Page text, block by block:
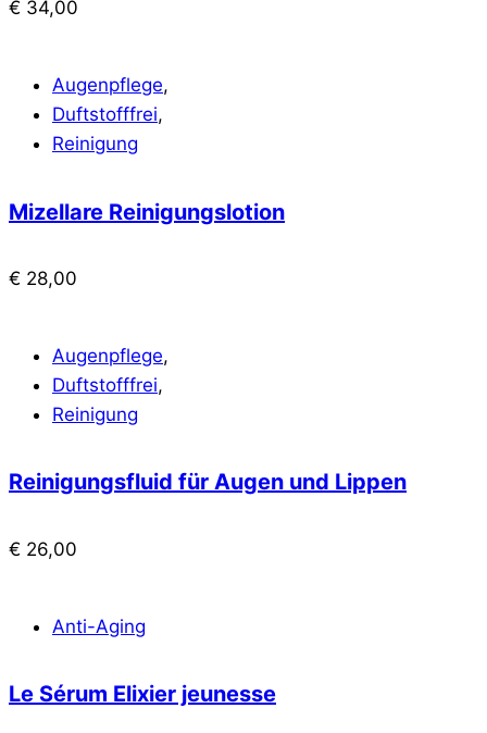
€ 34,00
Augenpflege,
Duftstofffrei,
Reinigung
Mizellare Reinigungslotion
€ 28,00
Augenpflege,
Duftstofffrei,
Reinigung
Reinigungsfluid für Augen und Lippen
€ 26,00
Anti-Aging
Le Sérum Elixier jeunesse